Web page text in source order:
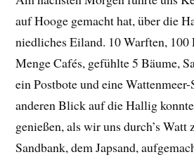
auf Hooge gemacht hat, über die
niedliches Eiland. 10 Warften, 100
Menge Cafés, gefühlte 5 Bäume,
ein Postbote und eine
anderen Blick auf die Hallig
genießen, als wir uns durch’s Watt
Sandbank, dem Japsand,